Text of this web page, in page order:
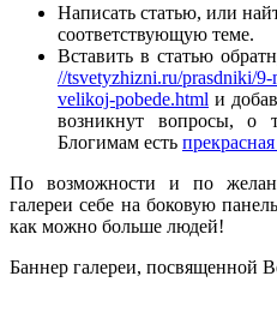
Написать статью, или
соответствующую теме.
Вставить в статью
//tsvetyzhizni.ru/prasdniki/9-
velikoj-pobede.html и
возникнут вопросы, о
Блогимам есть
По возможности и по
галереи себе на боковую
как можно больше людей!
Баннер галереи, посвященной